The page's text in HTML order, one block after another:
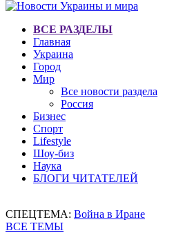
ВСЕ РАЗДЕЛЫ
Главная
Украина
Город
Мир
Все новости раздела
Россия
Бизнес
Спорт
Lifestyle
Шоу-биз
Наука
БЛОГИ ЧИТАТЕЛЕЙ
СПЕЦТЕМА: Война в Иране
ВСЕ ТЕМЫ